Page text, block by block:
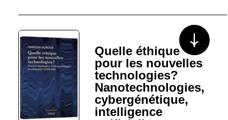
Quelle éthique
pour les nouvelles
technologies?
Nanotechnologies,
cybergénétique,
intelligence
Voir plus/